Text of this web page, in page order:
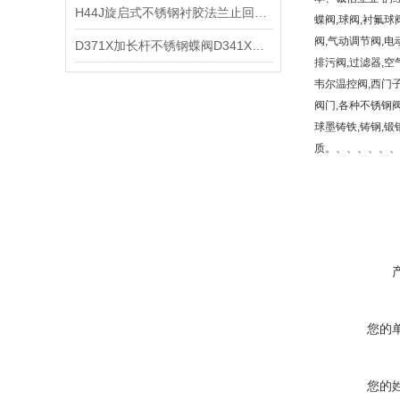
蝶阀,球阀,衬氟球
阀,气动调节阀,电
排污阀,过滤器,空
韦尔温控阀,西门
阀门,各种不锈钢
球墨铸铁,铸钢,锻
质。、、、、、
您的
您的